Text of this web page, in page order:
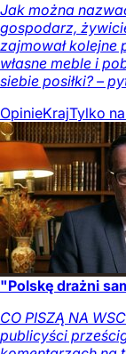
Jak można
gospodarz,
zajmował kolejne
własne meble i
siebie posiłki? –
OpinieKrajTylko
"Polskę drażni
CO PISZĄ NA
publicyści